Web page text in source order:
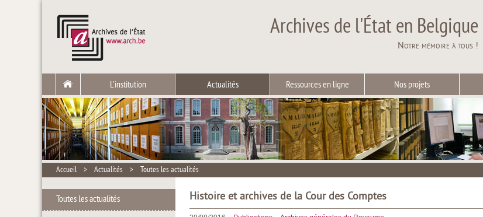
Archives de l'État en Belgique
Notre mémoire à tous !
L'institution Actualités Ressources en ligne Nos projets
Accueil > Actualités > Toutes les actualités
Toutes les actualités
Histoire et archives de la Cour des Comptes